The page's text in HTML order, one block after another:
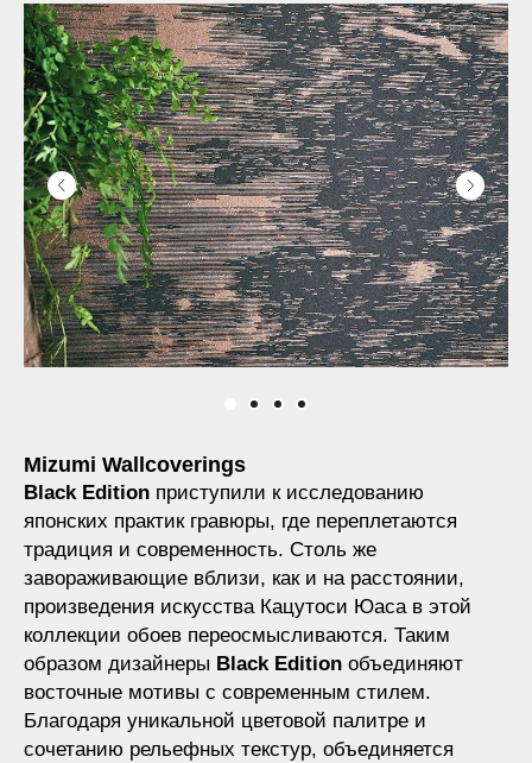
Mizumi Wallcoverings
Black Edition приступили к исследованию
японских практик гравюры, где переплетаются
традиция и современность. Столь же
завораживающие вблизи, как и на расстоянии,
произведения искусства Кацутоси Юаса в этой
коллекции обоев переосмысливаются. Таким
образом дизайнеры Black Edition объединяют
восточные мотивы с современным стилем.
Благодаря уникальной цветовой палитре и
сочетанию рельефных текстур, объединяется